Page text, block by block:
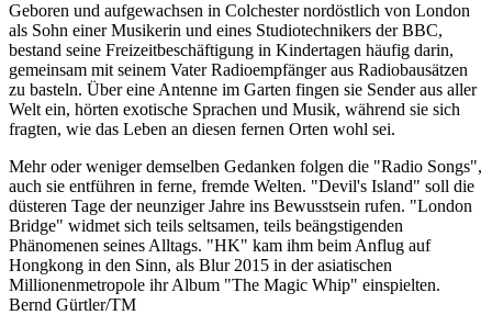
Geboren und aufgewachsen in Colchester nordöstlich von London
als Sohn einer Musikerin und eines Studiotechnikers der BBC,
bestand seine Freizeitbeschäftigung in Kindertagen häufig darin,
gemeinsam mit seinem Vater Radioempfänger aus Radiobausätzen
zu basteln. Über eine Antenne im Garten fingen sie Sender aus aller
Welt ein, hörten exotische Sprachen und Musik, während sie sich
fragten, wie das Leben an diesen fernen Orten wohl sei.
Mehr oder weniger demselben Gedanken folgen die "Radio Songs",
auch sie entführen in ferne, fremde Welten. "Devil's Island" soll die
düsteren Tage der neunziger Jahre ins Bewusstsein rufen. "London
Bridge" widmet sich teils seltsamen, teils beängstigenden
Phänomenen seines Alltags. "HK" kam ihm beim Anflug auf
Hongkong in den Sinn, als Blur 2015 in der asiatischen
Millionenmetropole ihr Album "The Magic Whip" einspielten.
Bernd Gürtler/TM